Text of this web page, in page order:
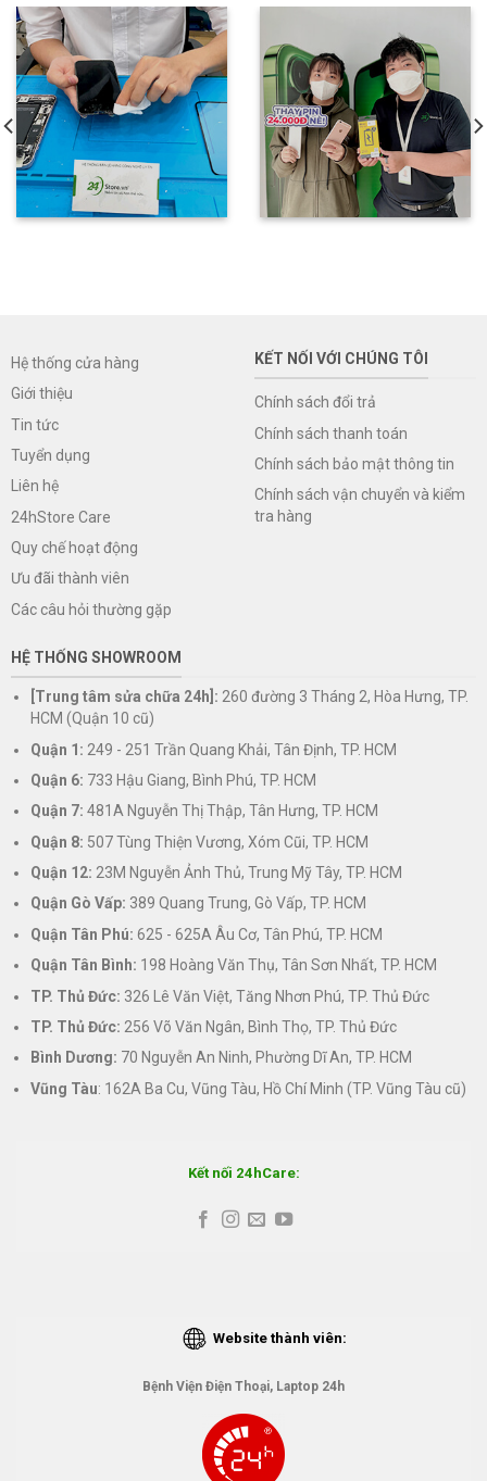
Hệ thống cửa hàng
Giới thiệu
Tin tức
Tuyển dụng
Liên hệ
24hStore Care
Quy chế hoạt động
Ưu đãi thành viên
Các câu hỏi thường gặp
KẾT NỐI VỚI CHÚNG TÔI
Chính sách đổi trả
Chính sách thanh toán
Chính sách bảo mật thông tin
Chính sách vận chuyển và kiểm
tra hàng
HỆ THỐNG SHOWROOM
[Trung tâm sửa chữa 24h]: 260 đường 3 Tháng 2, Hòa Hưng, TP.
HCM (Quận 10 cũ)
Quận 1: 249 - 251 Trần Quang Khải, Tân Định, TP. HCM
Quận 6: 733 Hậu Giang, Bình Phú, TP. HCM
Quận 7: 481A Nguyễn Thị Thập, Tân Hưng, TP. HCM
Quận 8: 507 Tùng Thiện Vương, Xóm Cũi, TP. HCM
Quận 12: 23M Nguyễn Ảnh Thủ, Trung Mỹ Tây, TP. HCM
Quận Gò Vấp: 389 Quang Trung, Gò Vấp, TP. HCM
Quận Tân Phú: 625 - 625A Âu Cơ, Tân Phú, TP. HCM
Quận Tân Bình: 198 Hoàng Văn Thụ, Tân Sơn Nhất, TP. HCM
TP. Thủ Đức: 326 Lê Văn Việt, Tăng Nhơn Phú, TP. Thủ Đức
TP. Thủ Đức: 256 Võ Văn Ngân, Bình Thọ, TP. Thủ Đức
Bình Dương: 70 Nguyễn An Ninh, Phường Dĩ An, TP. HCM
Vũng Tàu: 162A Ba Cu, Vũng Tàu, Hồ Chí Minh (TP. Vũng Tàu cũ)
Kết nối 24hCare:
Website thành viên:
Bệnh Viện Điện Thoại, Laptop 24h